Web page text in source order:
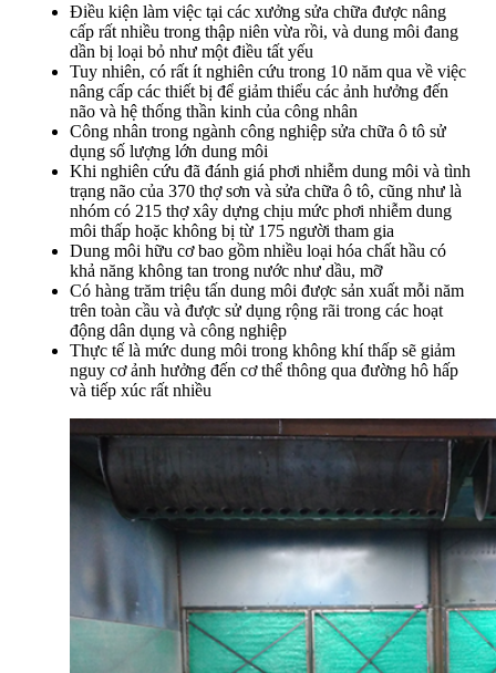
Điều kiện làm việc tại các xưởng sửa chữa được nâng
cấp rất nhiều trong thập niên vừa rồi, và dung môi đang
dần bị loại bỏ như một điều tất yếu
Tuy nhiên, có rất ít nghiên cứu trong 10 năm qua về việc
nâng cấp các thiết bị để giảm thiểu các ảnh hưởng đến
não và hệ thống thần kinh của công nhân
Công nhân trong ngành công nghiệp sửa chữa ô tô sử
dụng số lượng lớn dung môi
Khi nghiên cứu đã đánh giá phơi nhiễm dung môi và tình
trạng não của 370 thợ sơn và sửa chữa ô tô, cũng như là
nhóm có 215 thợ xây dựng chịu mức phơi nhiễm dung
môi thấp hoặc không bị từ 175 người tham gia
Dung môi hữu cơ bao gồm nhiều loại hóa chất hầu có
khả năng không tan trong nước như dầu, mỡ
Có hàng trăm triệu tấn dung môi được sản xuất mỗi năm
trên toàn cầu và được sử dụng rộng rãi trong các hoạt
động dân dụng và công nghiệp
Thực tế là mức dung môi trong không khí thấp sẽ giảm
nguy cơ ảnh hưởng đến cơ thể thông qua đường hô hấp
và tiếp xúc rất nhiều